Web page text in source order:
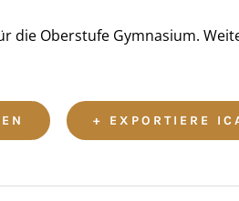
die Oberstufe Gymnasium.
+ EXPORTIERE